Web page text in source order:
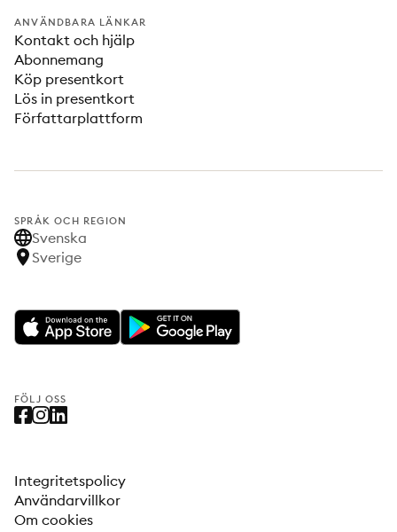
ANVÄNDBARA LÄNKAR
Kontakt och hjälp
Abonnemang
Köp presentkort
Lös in presentkort
Författarplattform
SPRÅK OCH REGION
Svenska
Sverige
FÖLJ OSS
Integritetspolicy
Användarvillkor
Om cookies